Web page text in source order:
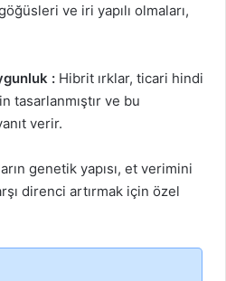
ve iri yapılı olmaları,
: Hibrit ırklar, ticari hindi
ve bu
verir.
genetik yapısı, et verimini
direnci artırmak için özel